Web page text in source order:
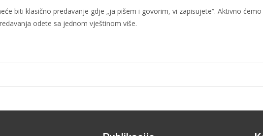
biti klasično predavanje gdje „ja pišem i govorim, vi zapisujete“. Aktivno
odete sa jednom vještinom više.